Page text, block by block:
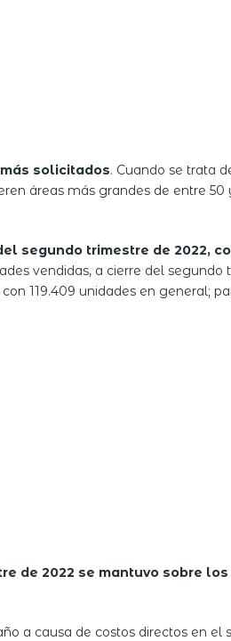
solicitados. Cuando se trata
áreas más grandes de entre 50
segundo trimestre de 2022,
vendidas, a cierre del segundo
119.409 unidades en general;
de 2022 se mantuvo sobre los
a causa de costos directos en el